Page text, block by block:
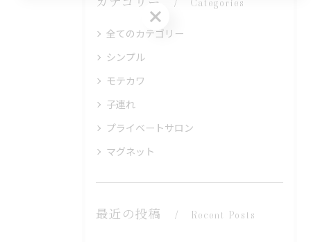
Categories
全てのカテゴリー
シンプル
モテカワ
子連れ
プライベートサロン
マグネット
最近の投稿 Recent Posts
ご予約はこちら